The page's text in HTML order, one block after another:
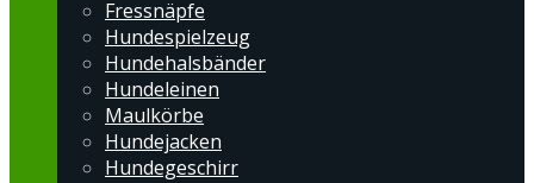
Fressnäpfe
Hundespielzeug
Hundehalsbänder
Hundeleinen
Maulkörbe
Hundejacken
Hundegeschirr